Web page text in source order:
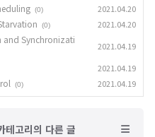
(0) 2021.04.20
(0) 2021.04.20
and Synchronizati
2021.04.19
2021.04.19
(0) 2021.04.19
고리의 다른 글